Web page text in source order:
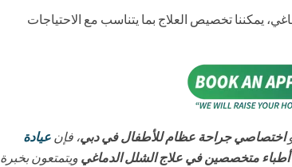
يمكننا تخصيص العلاج بما يتناسب مع الاحتياجات
اختصاصي جراحة عظام للأطفال في دبي، فإنعيادة
أطباء متخصصين في علاج الشلل الدماغي ويتمتعون بخبرة